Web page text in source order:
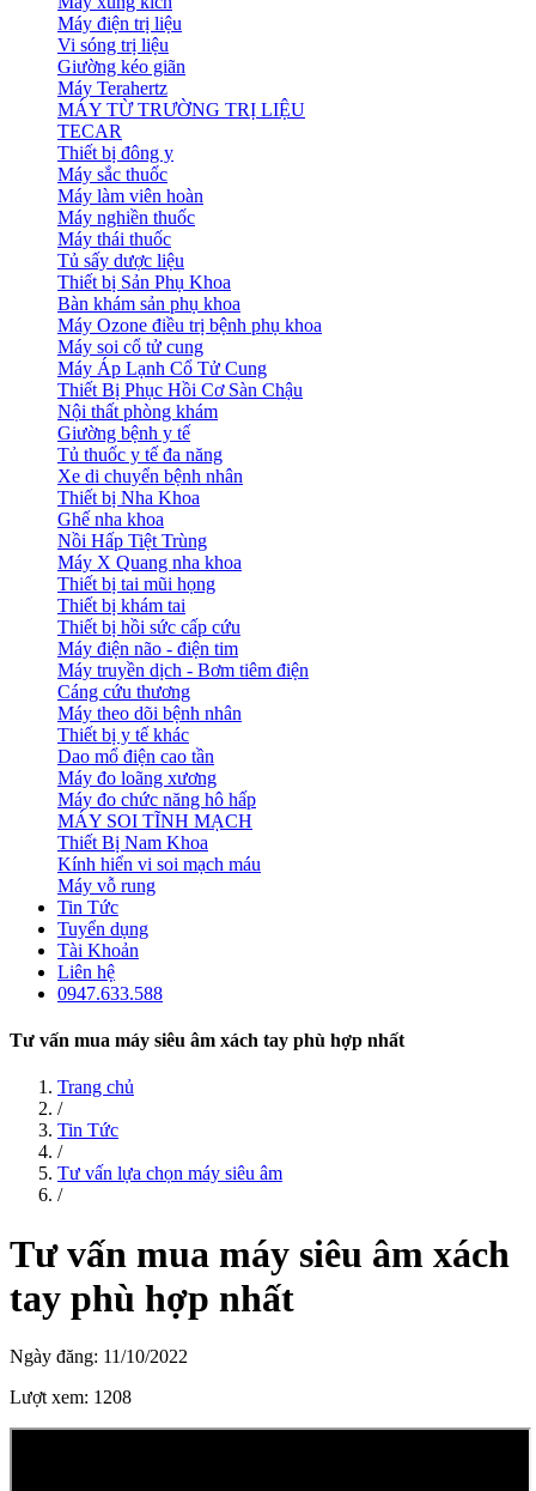
Máy điện trị liệu
Vi sóng trị liệu
Giường kéo giãn
Máy Terahertz
MÁY TỪ TRƯỜNG TRỊ LIỆU
TECAR
Thiết bị đông y
Máy sắc thuốc
Máy làm viên hoàn
Máy nghiền thuốc
Máy thái thuốc
Tủ sấy dược liệu
Thiết bị Sản Phụ Khoa
Bàn khám sản phụ khoa
Máy Ozone điều trị bệnh phụ khoa
Máy soi cổ tử cung
Máy Áp Lạnh Cổ Tử Cung
Thiết Bị Phục Hồi Cơ Sàn Chậu
Nội thất phòng khám
Giường bệnh y tế
Tủ thuốc y tế đa năng
Xe di chuyển bệnh nhân
Thiết bị Nha Khoa
Ghế nha khoa
Nồi Hấp Tiệt Trùng
Máy X Quang nha khoa
Thiết bị tai mũi họng
Thiết bị khám tai
Thiết bị hồi sức cấp cứu
Máy điện não - điện tim
Máy truyền dịch - Bơm tiêm điện
Cáng cứu thương
Máy theo dõi bệnh nhân
Thiết bị y tế khác
Dao mổ điện cao tần
Máy đo loãng xương
Máy đo chức năng hô hấp
MÁY SOI TĨNH MẠCH
Thiết Bị Nam Khoa
Kính hiển vi soi mạch máu
Máy vỗ rung
Tin Tức
Tuyển dụng
Tài Khoản
Liên hệ
0947.633.588
Tư vấn mua máy siêu âm xách tay phù hợp nhất
Trang chủ
/
Tin Tức
/
Tư vấn lựa chọn máy siêu âm
/
Tư vấn mua máy siêu âm xách
tay phù hợp nhất
Ngày đăng: 11/10/2022
Lượt xem: 1208